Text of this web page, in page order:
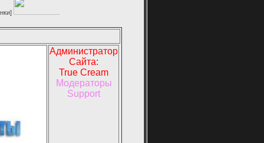
Администратор
Сайта:
True Cream
Модераторы
Support